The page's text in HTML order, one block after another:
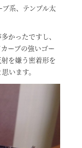
ブ系、テンプル太
かったですし、
ーブの強いゴー
を嫌う密着形を
います。